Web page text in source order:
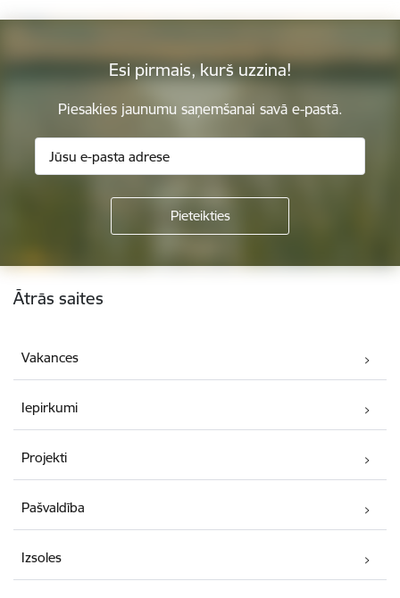
Esi pirmais, kurš uzzina!
Piesakies jaunumu saņemšanai savā e-pastā.
Kājene
Ātrās saites
Vakances
Iepirkumi
Projekti
Pašvaldība
Izsoles